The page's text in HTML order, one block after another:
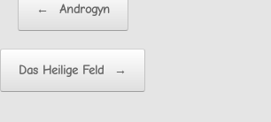
← Androgyn
Das Heilige Feld →